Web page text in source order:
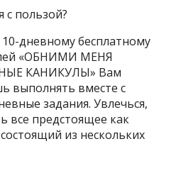
с пользой?
дневному бесплатному
«ОБНИМИ МЕНЯ
КАНИКУЛЫ» Вам
выполнять вместе с
задания. Увлечься,
все предстоящее как
из нескольких